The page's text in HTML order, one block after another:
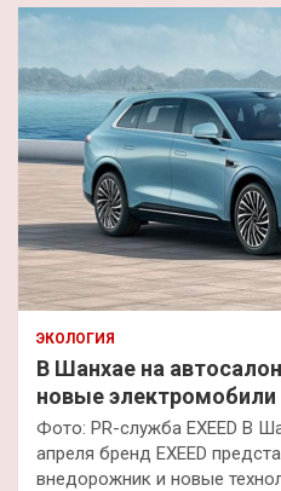
ЭКОЛОГИЯ
В Шанхае на
новые электромобили
Фото: PR-служба EXEED В
апреля бренд EXEED
внедорожник и новые